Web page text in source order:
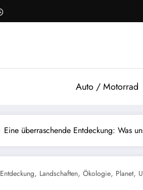
Auto / Motorrad
Eine überraschende Entdeckung: Was
Entdeckung, Landschaften, Ökologie, Planet,